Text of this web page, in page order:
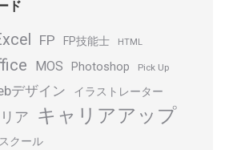
ド
FP FP技能士 HTML
MOS Photoshop Pick Up
デザイン イラストレーター
ア キャリアアップ
スクール